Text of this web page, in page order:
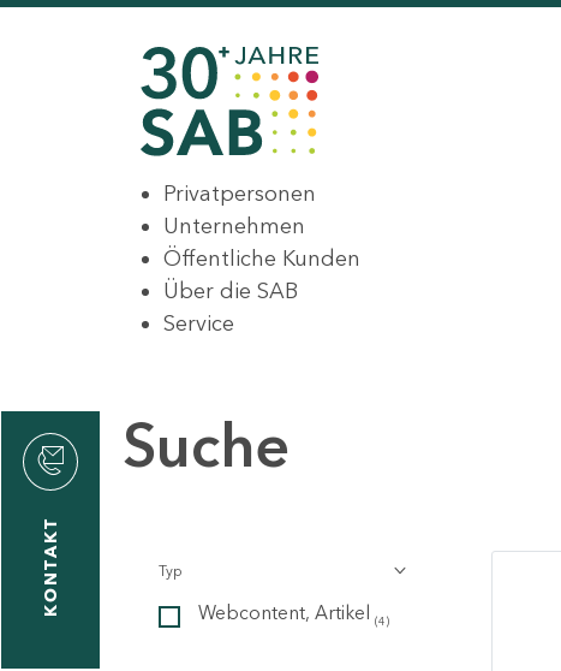
Privatpersonen
Unternehmen
Öffentliche Kunden
Über die SAB
Service
KONTAKT
Suche
Typ
Webcontent, Artikel (4)